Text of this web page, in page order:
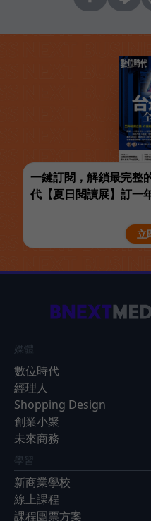
一鍵訂閱，解鎖最完整
代【夏日閱讀展】訂一
立
媒體
數位時代
經理人
Shopping Design
創業小聚
未來商務
學習
新商業學校
線上課程
課程團票方案